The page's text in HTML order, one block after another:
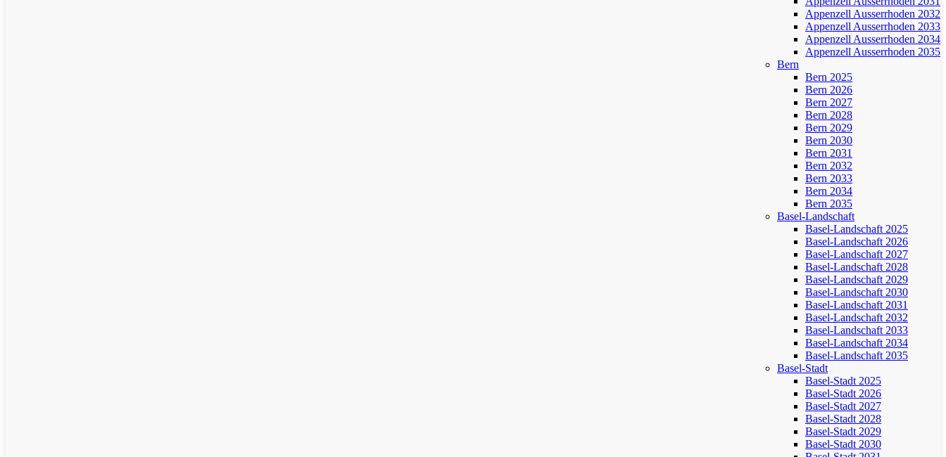
Appenzell Ausserrhoden 2032
Appenzell Ausserrhoden 2033
Appenzell Ausserrhoden 2034
Appenzell Ausserrhoden 2035
Bern
Bern 2025
Bern 2026
Bern 2027
Bern 2028
Bern 2029
Bern 2030
Bern 2031
Bern 2032
Bern 2033
Bern 2034
Bern 2035
Basel-Landschaft
Basel-Landschaft 2025
Basel-Landschaft 2026
Basel-Landschaft 2027
Basel-Landschaft 2028
Basel-Landschaft 2029
Basel-Landschaft 2030
Basel-Landschaft 2031
Basel-Landschaft 2032
Basel-Landschaft 2033
Basel-Landschaft 2034
Basel-Landschaft 2035
Basel-Stadt
Basel-Stadt 2025
Basel-Stadt 2026
Basel-Stadt 2027
Basel-Stadt 2028
Basel-Stadt 2029
Basel-Stadt 2030